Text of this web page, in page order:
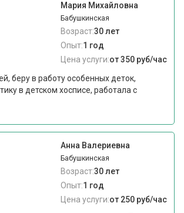
Мария Михайловна
Бабушкинская
Возраст:30 лет
Опыт:1 год
Цена услуги:от 350 руб/час
беру в работу особенных деток,
в детском хосписе, работала с
Анна Валериевна
Бабушкинская
Возраст:30 лет
Опыт:1 год
Цена услуги:от 250 руб/час